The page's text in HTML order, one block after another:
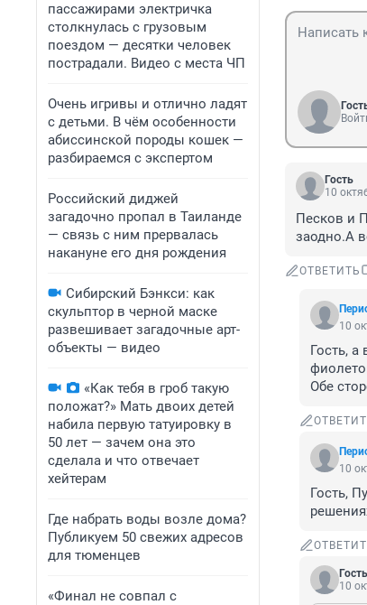
пассажирами электричка
столкнулась с грузовым
поездом — десятки человек
пострадали. Видео с места ЧП
Очень игривы и отлично ладят
с детьми. В чём особенности
абиссинской породы кошек —
разбираемся с экспертом
Российский диджей
загадочно пропал в Таиланде
— связь с ним прервалась
накануне его дня рождения
Сибирский Бэнкси: как
скульптор в черной маске
развешивает загадочные арт-
объекты — видео
«Как тебя в гроб такую
положат?» Мать двоих детей
набила первую татуировку в
50 лет — зачем она это
сделала и что отвечает
хейтерам
Где набрать воды возле дома?
Публикуем 50 свежих адресов
для тюменцев
«Финал не совпал с
Гость
10
Песков и
заодно.А
ОТВЕТИТЬ
10
Гость,
Обе
10
Гость,
Гость
10